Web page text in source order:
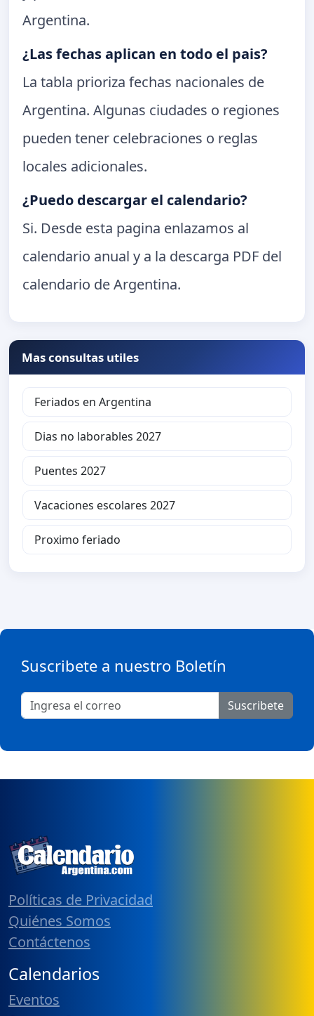
Argentina.
¿Las fechas aplican en todo el pais?
La tabla prioriza fechas nacionales de
Argentina. Algunas ciudades o regiones
pueden tener celebraciones o reglas
locales adicionales.
¿Puedo descargar el calendario?
Si. Desde esta pagina enlazamos al
calendario anual y a la descarga PDF del
calendario de Argentina.
Mas consultas utiles
Feriados en Argentina
Dias no laborables 2027
Puentes 2027
Vacaciones escolares 2027
Proximo feriado
Suscribete a nuestro Boletín
Suscribete
Políticas de Privacidad
Quiénes Somos
Contáctenos
Calendarios
Eventos